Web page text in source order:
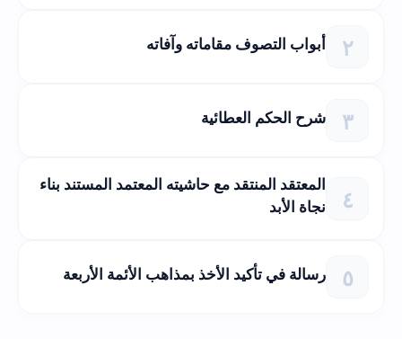
أبواب التصوف مقاماته وآفاته
شرح الحكم العطائية
المعتقد المنتقد مع حاشيته المعتمد المستند بناء
نجاة الأبد
رسالة في تأكيد الأخذ بمذاهب الأئمة الأربعة